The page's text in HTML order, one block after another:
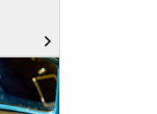
navigate_next